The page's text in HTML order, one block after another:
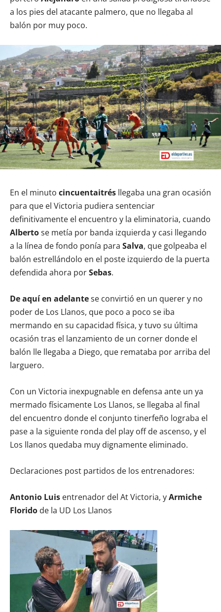
a los pies del atacante palmero, que no llegaba al
balón por muy poco.
En el minuto cincuentaitrés llegaba una gran ocasión
para que el Victoria pudiera sentenciar
definitivamente el encuentro y la eliminatoria, cuando
Albertose metía por banda izquierda y casi llegando
a la línea de fondo ponía para Salva, que golpeaba el
balón estrellándolo en el poste izquierdo de la puerta
defendida ahora porSebas.
De aquí en adelantese convirtió en un querer y no
poder de Los Llanos, que poco a poco se iba
mermando en su capacidad física, y tuvo su última
ocasión tras el lanzamiento de un corner donde el
balón lle llegaba a Diego, que remataba por arriba del
larguero.
Con un Victoria inexpugnable en defensa ante un ya
mermado físicamente Los Llanos, se llegaba al final
del encuentro donde el conjunto tinerfeño lograba el
pase a la siguiente ronda del play off de ascenso, y el
Los llanos quedaba muy dignamente eliminado.
Declaraciones post partidos de los entrenadores:
Antonio Luis entrenador del At Victoria, yArmiche
Florido de la UD Los Llanos